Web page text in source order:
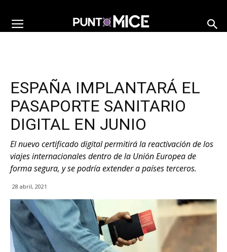
ESPAÑA IMPLANTARÁ EL
PASAPORTE SANITARIO
DIGITAL EN JUNIO
El nuevo certificado digital permitirá la reactivación de los
viajes internacionales dentro de la Unión Europea de
forma segura, y se podría extender a países terceros.
28 abril, 2021